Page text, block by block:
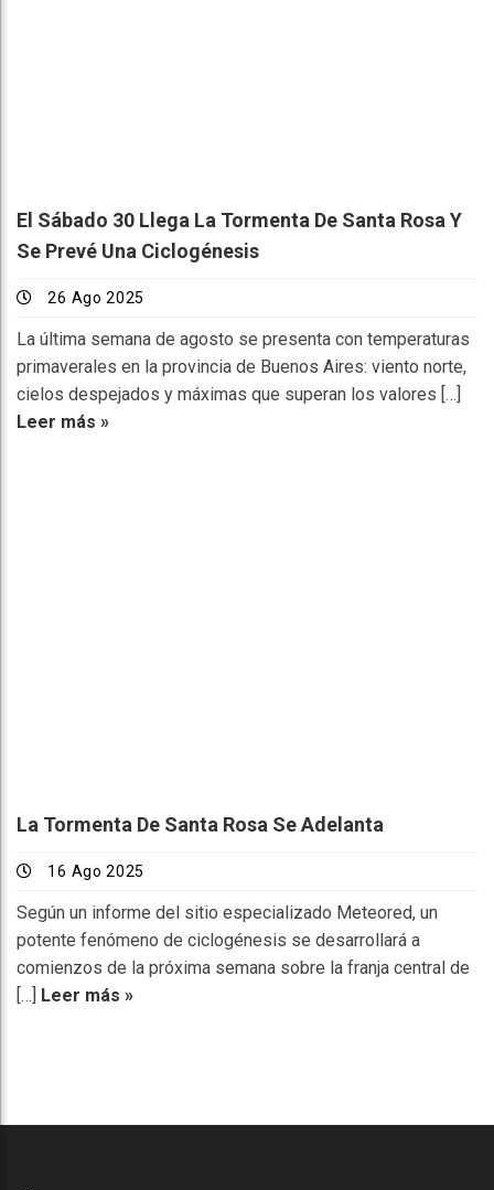
El Sábado 30 Llega La Tormenta De Santa Rosa Y
Se Prevé Una Ciclogénesis
26 Ago 2025
La última semana de agosto se presenta con temperaturas
primaverales en la provincia de Buenos Aires: viento norte,
cielos despejados y máximas que superan los valores […]
Leer más »
La Tormenta De Santa Rosa Se Adelanta
16 Ago 2025
Según un informe del sitio especializado Meteored, un
potente fenómeno de ciclogénesis se desarrollará a
comienzos de la próxima semana sobre la franja central de
[…] Leer más »